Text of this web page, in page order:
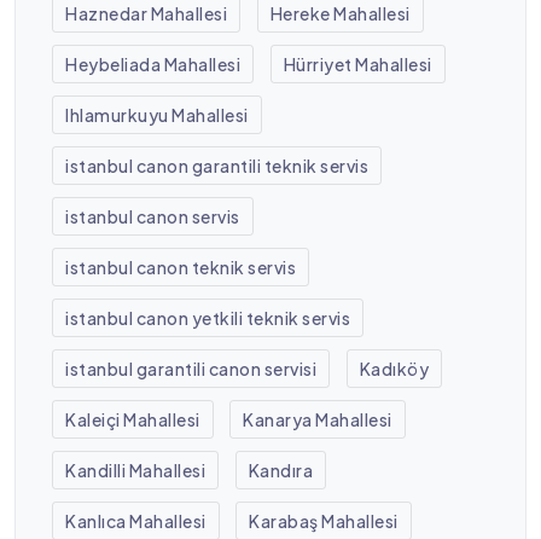
Haznedar Mahallesi Hereke Mahallesi
Heybeliada Mahallesi Hürriyet Mahallesi
Ihlamurkuyu Mahallesi
istanbul canon garantili teknik servis
istanbul canon servis
istanbul canon teknik servis
istanbul canon yetkili teknik servis
istanbul garantili canon servisi Kadıköy
Kaleiçi Mahallesi Kanarya Mahallesi
Kandilli Mahallesi Kandıra
Kanlıca Mahallesi Karabaş Mahallesi